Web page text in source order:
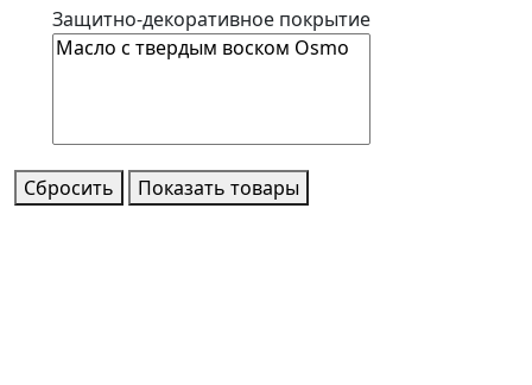
Защитно-декоративное покрытие
Сбросить Показать товары